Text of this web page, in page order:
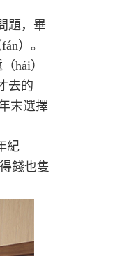
題，畢
）。
hái）
去的
末選擇
紀
錢也隻